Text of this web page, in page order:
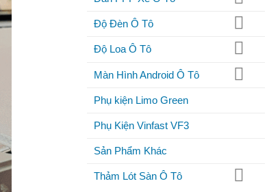
Độ Đèn Ô Tô
Độ Loa Ô Tô
Màn Hình Android Ô Tô
Phụ kiện Limo Green
Phụ Kiện Vinfast VF3
Sản Phẩm Khác
Thảm Lót Sàn Ô Tô